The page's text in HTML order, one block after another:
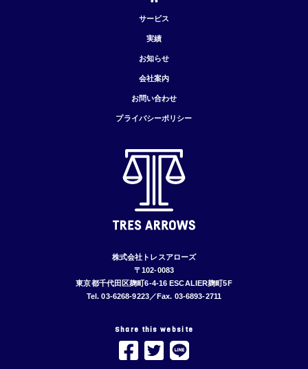
株式会社トレスアローズ
〒102-0083
東京都千代田区麹町6-4-16 ESCALIER麹町5F
Tel. 03-6268-9223／Fax. 03-6893-2711
Share this website
サービス
実績
お知らせ
会社案内
お問い合わせ
プライバシーポリシー